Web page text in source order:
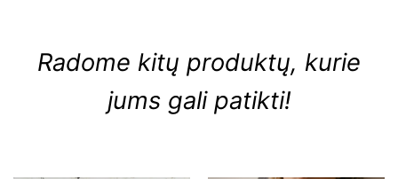
Radome kitų produktų, kurie
jums gali patikti!